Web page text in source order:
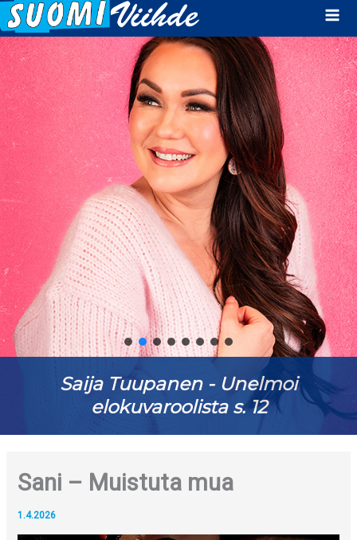
Saija Tuupanen - Unelmoi
elokuvaroolista s. 12
Sani – Muistuta mua
1.4.2026